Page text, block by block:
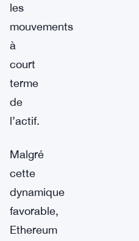
les
mouvements
à
court
terme
de
l’actif.
Malgré
cette
dynamique
favorable,
Ethereum